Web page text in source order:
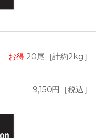
お得 20尾 ［計約2kg］
9,150円［税込］